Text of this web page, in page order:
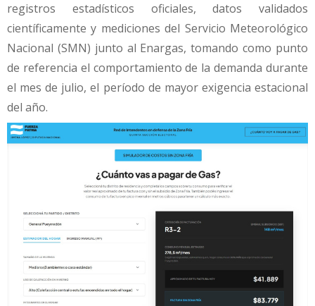
registros estadísticos oficiales, datos validados
científicamente y mediciones del Servicio Meteorológico
Nacional (SMN) junto al Enargas, tomando como punto
de referencia el comportamiento de la demanda durante
el mes de julio, el período de mayor exigencia estacional
del año.